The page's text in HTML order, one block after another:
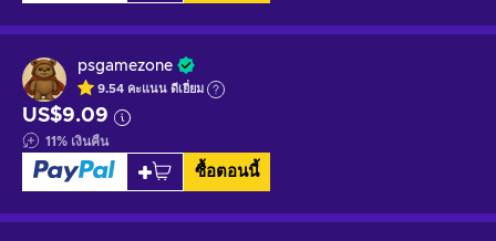
psgamezone
9.54 คะแนน ดีเยี่ยม
US$9.09
11% เงินคืน
ซื้อตอนนี้